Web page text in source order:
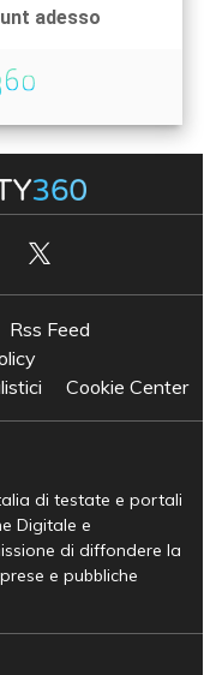
adesso
Rss Feed
Cookie Center
di testate e portali
Digitale e
di diffondere la
e pubbliche